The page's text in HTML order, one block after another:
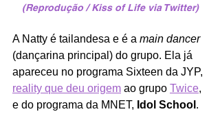
(Reprodução / Kiss of Life via Twitter)
A Natty é tailandesa e é a main dancer
(dançarina principal) do grupo. Ela já
apareceu no programa Sixteen da JYP,
reality que deu origem ao grupo Twice,
e do programa da MNET, Idol School .